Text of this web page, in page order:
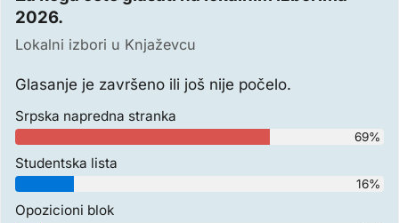
2026.
Lokalni izbori u Knjaževcu
Glasanje je završeno ili još nije počelo.
Srpska napredna stranka
69%
Studentska lista
16%
Opozicioni blok